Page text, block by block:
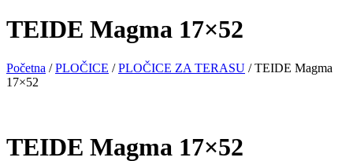
TEIDE Magma 17×52
Početna /PLOČICE /PLOČICE ZA TERASU / TEIDE Magma
17×52
TEIDE Magma 17×52